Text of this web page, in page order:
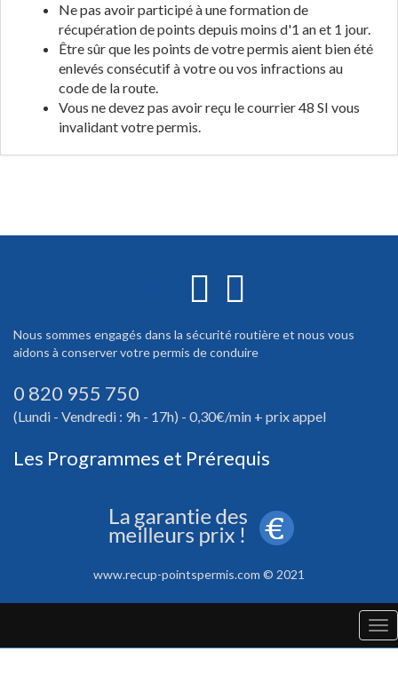
Ne pas avoir participé à une formation de
récupération de points depuis moins d'1 an et 1 jour.
Être sûr que les points de votre permis aient bien été
enlevés consécutif à votre ou vos infractions au
code de la route.
Vous ne devez pas avoir reçu le courrier 48 SI vous
invalidant votre permis.
Nous sommes engagés dans la sécurité routière et nous vous
aidons à conserver votre permis de conduire
0 820 955 750
(Lundi - Vendredi : 9h - 17h) - 0,30€/min + prix appel
Les Programmes et Prérequis
www.recup-pointspermis.com © 2021